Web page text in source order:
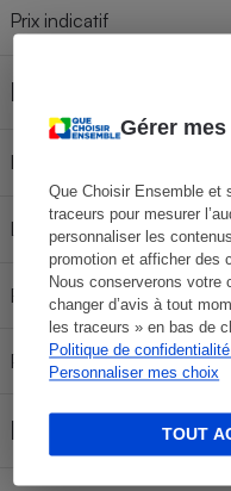
Gérer
Que Choisir Ensemble et
traceurs pour mesurer
personnaliser les
promotion et afficher des
Nous conserverons votre
changer d’avis à tout
les traceurs » en bas de
Politique de
Personnaliser mes choix
TOUT
Prix indicatif
Filtres à charbon
Indicateur de saturation
Livrés de série
Référence
Prix filtre seul
Dimensions